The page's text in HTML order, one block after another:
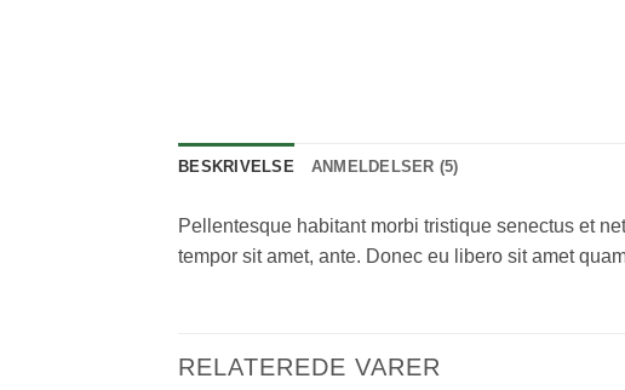
BESKRIVELSE ANMELDELSER (5)
Pellentesque habitant morbi tristique senectus et
tempor sit amet, ante. Donec eu libero sit amet
RELATEREDE VARER